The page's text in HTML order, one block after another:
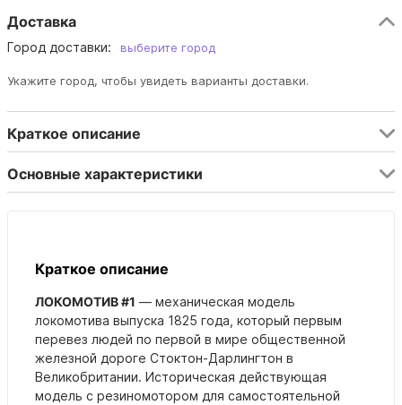
Доставка
Город доставки: выберите город
Укажите город, чтобы увидеть варианты доставки.
Краткое описание
Основные характеристики
Краткое описание
ЛОКОМОТИВ #1 — механическая модель
локомотива выпуска 1825 года, который первым
перевез людей по первой в мире общественной
железной дороге Стоктон-Дарлингтон в
Великобритании. Историческая действующая
модель с резиномотором для самостоятельной